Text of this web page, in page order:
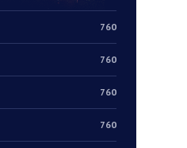
760
760
760
760